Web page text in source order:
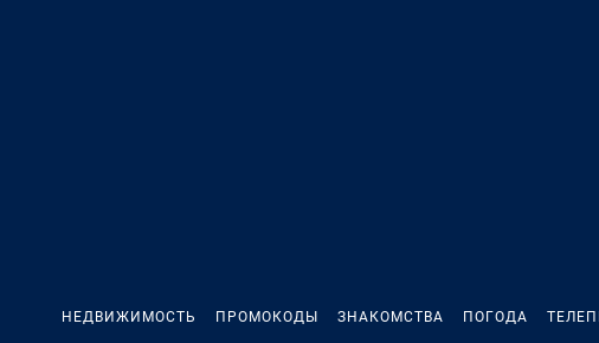
НЕДВИЖИМОСТЬ ПРОМОКОДЫ ЗНАКОМСТВА ПОГОДА